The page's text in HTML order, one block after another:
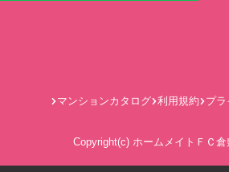
マンションカタログ 利用規約 プ
Copyright(c) ホームメイトＦＣ